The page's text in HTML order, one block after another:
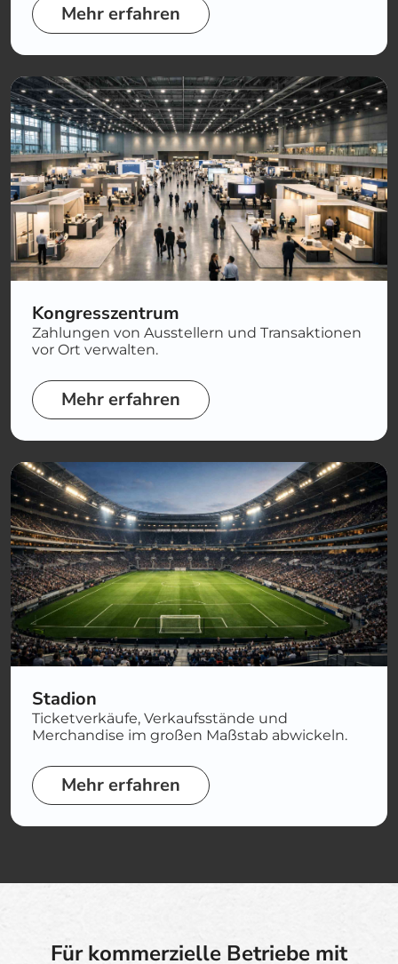
Mehr erfahren
Kongresszentrum
Zahlungen von Ausstellern und Transaktionen
vor Ort verwalten.
Mehr erfahren
Stadion
Ticketverkäufe, Verkaufsstände und
Merchandise im großen Maßstab abwickeln.
Mehr erfahren
Für kommerzielle Betriebe mit